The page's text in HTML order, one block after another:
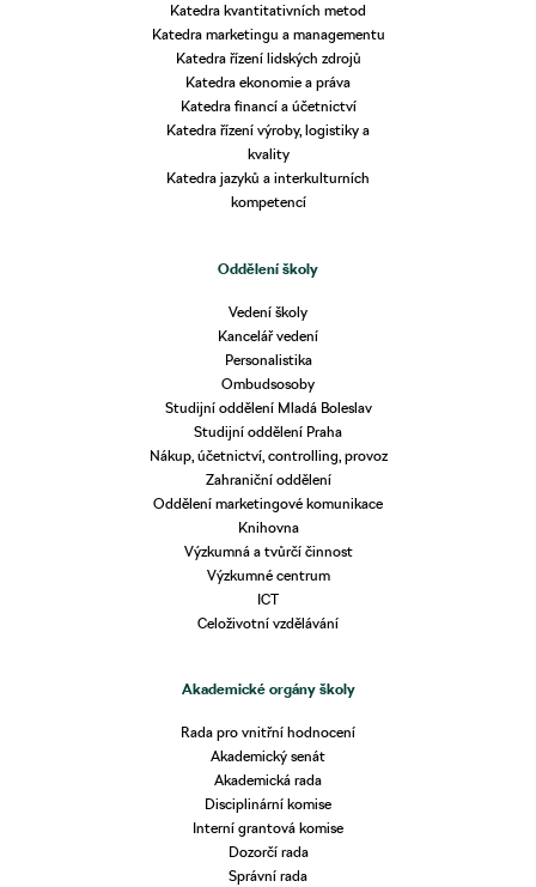
Katedra kvantitativních metod
Katedra marketingu a managementu
Katedra řízení lidských zdrojů
Katedra ekonomie a práva
Katedra financí a účetnictví
Katedra řízení výroby, logistiky a
kvality
Katedra jazyků a interkulturních
kompetencí
Oddělení školy
Vedení školy
Kancelář vedení
Personalistika
Ombudsosoby
Studijní oddělení Mladá Boleslav
Studijní oddělení Praha
Nákup, účetnictví, controlling, provoz
Zahraniční oddělení
Oddělení marketingové komunikace
Knihovna
Výzkumná a tvůrčí činnost
Výzkumné centrum
ICT
Celoživotní vzdělávání
Akademické orgány školy
Rada pro vnitřní hodnocení
Akademický senát
Akademická rada
Disciplinární komise
Interní grantová komise
Dozorčí rada
Správní rada